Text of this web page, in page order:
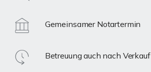
Gemeinsamer Notartermin
Betreuung auch nach Verkauf